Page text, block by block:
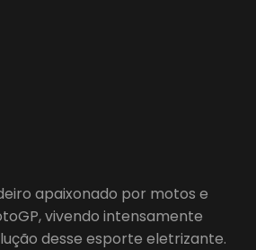
apaixonado por motos e
vivendo intensamente
desse esporte eletrizante.